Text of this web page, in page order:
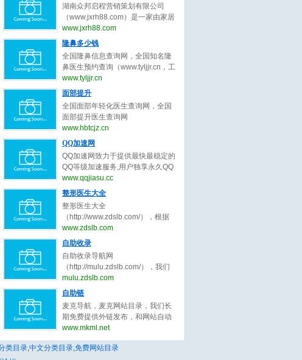
生。双眼皮整形医生大全，秉承为
客户服务公平公正原则，为整形客
户求美决策推荐最好的双眼皮整形
医生。
生、修复提升整形医生、北京面部
提升整形医生、上海面部提升整形
医生、广州面部提升整形医生、成
都面部提升整形医生、武汉面部提
升整形医生、西安面部提升整形、
郑州面部提升整形。面部提升整形
医生大全，秉承为客户服务公平公
正原则，为整形客户求美决策推荐
最好的面部提升整形医生。
湖南众邦启程营销策划有限公司
（www.jxrh88.com）是一家由家居
行业精英共同打造的商业智慧平台,
集策划咨询、 教育培训、 执行落
匠精神 - 工匠品质” 为核心理念，不
到4年时间， 为国内万余客户提升
品牌价值， 创造销售奇迹， 2021
年销售业绩达成冲刺目标7.5亿。
公司自创立至今， 一直扎根于家居
建材细分领域， 以执行为王、落地
为王、 结果为王的宗旨， 精耕细作
精益求精。
www.jxrh88.com
隆鼻多少钱
全国隆鼻信息查询网，全国知名隆
鼻医生预约查询（www.tyljjr.cn，工
信部备案号：晋ICP备13005452
号）。全国隆鼻信息查询网系统提
鼻多少钱,玻尿酸隆鼻,耳软骨隆鼻,
假体隆鼻,硅胶隆鼻,隆鼻哪种好,隆
鼻价格,隆鼻、隆鼻修复医生等知名
口碑专家预约查询。了解隆鼻,线雕
隆鼻,隆鼻手术,隆鼻多少钱,玻尿酸
隆鼻,耳软骨隆鼻,假体隆鼻,硅胶隆
鼻,隆鼻哪种好,隆鼻价格,隆鼻、隆
鼻修复、隆鼻整形医生预约就上隆
鼻信息查询网。
www.tyljjr.cn
面部提升
全国面部年轻化医生查询网，全国
面部提升医生查询网
（www.hbtcjz.cn，工信部备案号：
鄂ICP备2020017337号），面部年
医生查询系统提供全国面部提升,面
部拉皮,面部除皱,面部线雕,面部年
轻化,面部整形医生等知名口碑专家
预约查询。了解面部提升,面部拉皮,
面部除皱,面部线雕,面部年轻化，面
部整形医生预约就上面部医生查询
网。
www.hbtcjz.cn
QQ加速网
QQ加速网致力于提供最快最稳定的
QQ等级加速服务,用户独享永久QQ
等级代练，拥有最全面的QQ代挂、
等级计算、代理开通、代挂网搭
让海量用户快速提升QQ等级!
www.qqjiasu.cc
整形医生大全
整形医生大全
（http://www.zdslb.com/），根据
用户口碑收录全中国最好的整形医
生，包括不限于整形外科医生、微
形医生、吸脂整形医生、修复整形
医生、北京整形医生、上海整形医
生、广州整形医生、成都整形医
生、武汉整形医生。整形医生大
全，秉承为客户服务公平公正原
则，为整形客户求美决策推荐最好
的整形医生。
www.zdslb.com
自助收录
自助收录导航网
（http://mulu.zdslb.com/），我们
长期免费提供外链发布，和网站自
动秒收录服务，根据网站点击来路
交换友情链接，快速增加网站的外
链与收录,您可以自助申请加入我们
获取免费的优质外链，获取高质量
的自然流量，还等什么赶快加入自
mulu.zdslb.com
自助链
麦克导航，麦克网站目录，我们长
期免费提供外链发布，和网站自动
秒收录服务，根据网站点击来路自
动排名第一位，欢迎和本站自助交
换友情链接，快速增加网站的外链
www.mkml.net
类目录,中文分类目录,免费网站目录